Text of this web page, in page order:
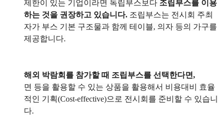
제한이 있는 기업이라면 독립부스보다 조립부스를 이용
하는 것을 권장하고 있습니다. 조립부스는 전시회 주최
자가 부스 기본 구조물과 함께 테이블, 의자 등의 가구를
제공합니다.
해외 박람회를 참가할 때 조립부스를 선택한다면,
면 등을 활용할 수 있는 상품을 활용해서 비용대비 효율
적인 기획(Cost-effective)으로 전시회를 준비할 수 있습니
다.